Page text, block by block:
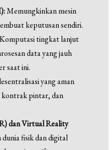
Memungkinkan mesin
keputusan sendiri.
Komputasi tingkat lanjut
data yang jauh
saat ini.
yang aman
pintar, dan
dan Virtual Reality
fisik dan digital